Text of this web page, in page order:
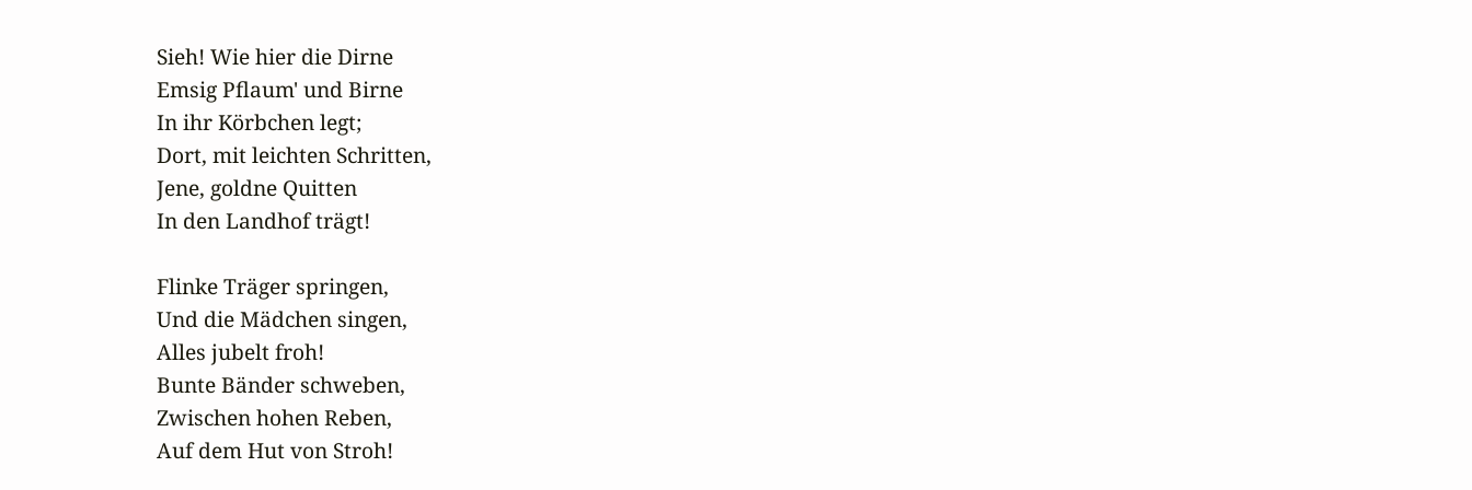
Sieh! Wie hier die Dirne
Emsig Pflaum' und Birne
In ihr Körbchen legt;
Dort, mit leichten Schritten,
Jene, goldne Quitten
In den Landhof trägt!
Flinke Träger springen,
Und die Mädchen singen,
Alles jubelt froh!
Bunte Bänder schweben,
Zwischen hohen Reben,
Auf dem Hut von Stroh!